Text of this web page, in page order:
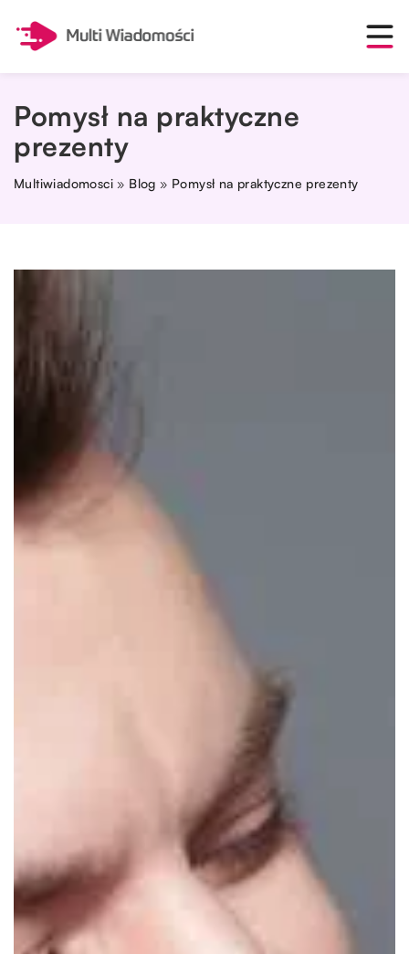
Pomysł na praktyczne
prezenty
Multiwiadomosci » Blog » Pomysł na praktyczne prezenty